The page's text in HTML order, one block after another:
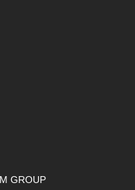
GROUP